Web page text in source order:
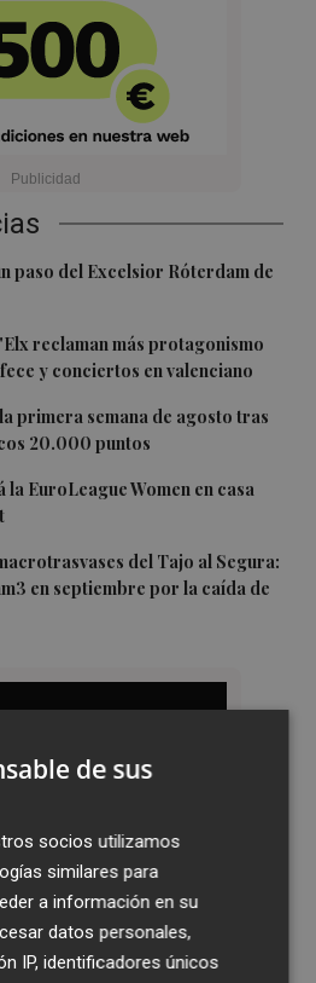
paso del Excelsior Róterdam de
reclaman más protagonismo
y conciertos en valenciano
primera semana de agosto tras
20.000 puntos
EuroLeague Women en casa
del Tajo al Segura:
en septiembre por la caída de
de sus
socios utilizamos
similares para
a información en su
datos personales,
IP, identificadores únicos